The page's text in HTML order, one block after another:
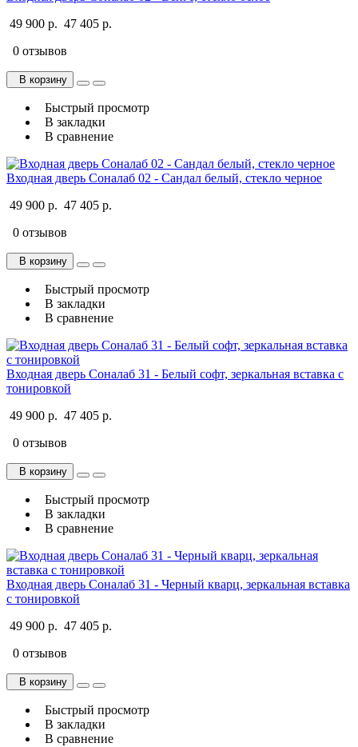
49 900 р. 47 405 р.
0 отзывов
В корзину
Быстрый просмотр
В закладки
В сравнение
Входная дверь Соналаб 02 - Сандал белый, стекло черное
49 900 р. 47 405 р.
0 отзывов
В корзину
Быстрый просмотр
В закладки
В сравнение
Входная дверь Соналаб 31 - Белый софт, зеркальная вставка с
тонировкой
49 900 р. 47 405 р.
0 отзывов
В корзину
Быстрый просмотр
В закладки
В сравнение
Входная дверь Соналаб 31 - Черный кварц, зеркальная вставка
с тонировкой
49 900 р. 47 405 р.
0 отзывов
В корзину
Быстрый просмотр
В закладки
В сравнение